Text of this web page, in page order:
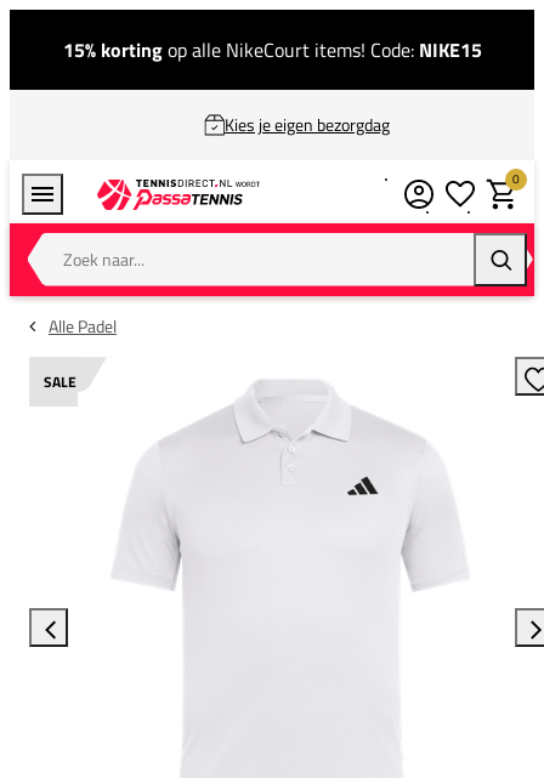
15% kortingop alle NikeCourt items! Code: NIKE15
Kies je eigen bezorgdag
Zoek naar...
0
Alle Padel
SALE